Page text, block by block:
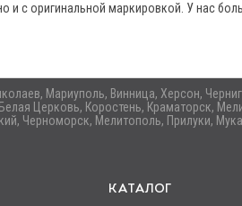
и с оригинальной маркировкой. У нас
Мариуполь, Винница, Херсон,
Церковь, Коростень, Краматорск,
Черноморск, Мелитополь, Прилуки,
КАТАЛОГ